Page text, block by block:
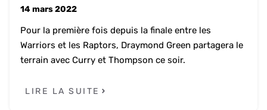
14 mars 2022
Pour la première fois depuis la finale entre les
Warriors et les Raptors, Draymond Green partagera le
terrain avec Curry et Thompson ce soir.
LIRE LA SUITE